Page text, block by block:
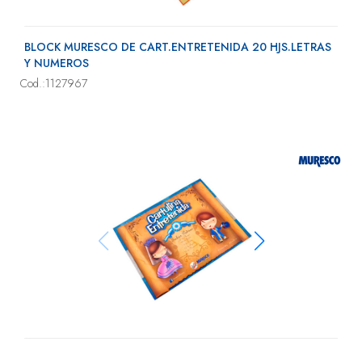
BLOCK MURESCO DE CART.ENTRETENIDA 20 HJS.LETRAS
Y NUMEROS
Cod.:1127967